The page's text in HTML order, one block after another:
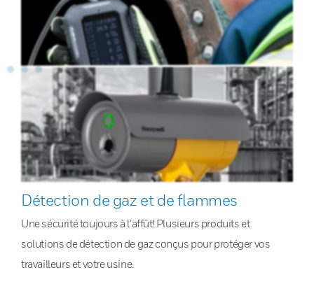
Détection de gaz et de flammes
Une sécurité toujours à l’affût! Plusieurs produits et
solutions de détection de gaz conçus pour protéger vos
travailleurs et votre usine.